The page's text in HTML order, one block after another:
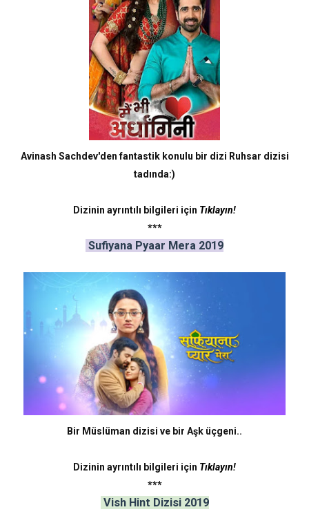
Avinash Sachdev'den fantastik konulu bir dizi Ruhsar dizisi
tadında:)
Dizinin ayrıntılı bilgileri için Tıklayın!
***
Sufiyana Pyaar Mera 2019
Bir Müslüman dizisi ve bir Aşk üçgeni..
Dizinin ayrıntılı bilgileri için Tıklayın!
***
Vish Hint Dizisi 2019